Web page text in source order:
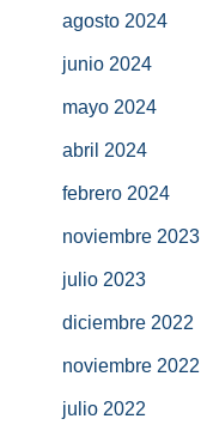
agosto 2024
junio 2024
mayo 2024
abril 2024
febrero 2024
noviembre 2023
julio 2023
diciembre 2022
noviembre 2022
julio 2022